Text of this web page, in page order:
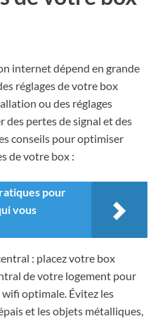
internet dépend en grande
réglages de votre box
ou des réglages
pertes de signal et des
conseils pour optimiser
de votre box :
pour
vous
: placez votre box
de votre logement pour
optimale. Évitez les
et les objets métalliques,